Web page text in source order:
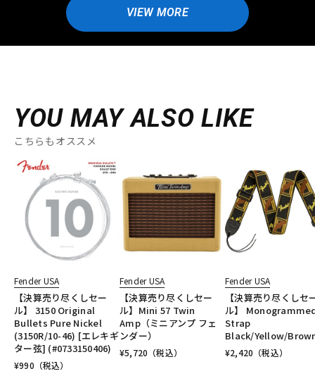
VIEW MORE
YOU MAY ALSO LIKE
こちらもオススメ
Fender USA
【決算売り尽くしセー
ル】 3150 Original
Bullets Pure Nickel
(3150R/10-46) [エレキギ
ター弦] (#0733150406)
¥990 （税込）
Fender USA
【決算売り尽くしセー
ル】Mini 57 Twin
Amp（ミニアンプ フェ
ンダー）
¥5,720 （税込）
Fender USA
【決算売り尽くしセ
ル】
Strap
Black/Yellow/
¥2,420 （税込）